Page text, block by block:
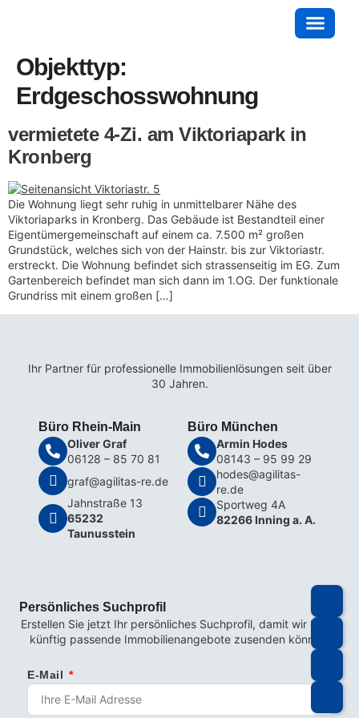
Objekttyp:
Erdgeschosswohnung
vermietete 4-Zi. am Viktoriapark in
Kronberg
Die Wohnung liegt sehr ruhig in unmittelbarer Nähe des
Viktoriaparks in Kronberg. Das Gebäude ist Bestandteil einer
Eigentümergemeinschaft auf einem ca. 7.500 m² großen
Grundstück, welches sich von der Hainstr. bis zur Viktoriastr.
erstreckt. Die Wohnung befindet sich strassenseitig im EG. Zum
Gartenbereich befindet man sich dann im 1.OG. Der funktionale
Grundriss mit einem großen […]
Ihr Partner für professionelle Immobilienlösungen seit über
30 Jahren.
Büro Rhein-Main
Oliver Graf
06128 – 85 70 81
graf@agilitas-re.de
Jahnstraße 13
65232
Taunusstein
Büro München
Armin Hodes
08143 – 95 99 29
hodes@agilitas-
re.de
Sportweg 4A
82266 Inning a. A.
Persönliches Suchprofil
Erstellen Sie jetzt Ihr persönliches Suchprofil, damit wir Ihnen
künftig passende Immobilienangebote zusenden können.
E-Mail